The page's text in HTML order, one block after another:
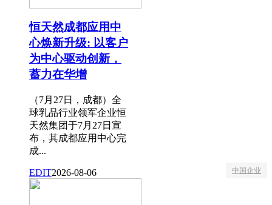
恒天然成都应用中
心焕新升级: 以客户
为中心驱动创新，
蓄力在华增
（7月27日，成都）全
球乳品行业领军企业恒
天然集团于7月27日宣
布，其成都应用中心完
成...
EDIT2026-08-06 中国企业